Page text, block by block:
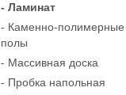
- Ламинат
- Каменно-полимерные
полы
- Массивная доска
- Пробка напольная